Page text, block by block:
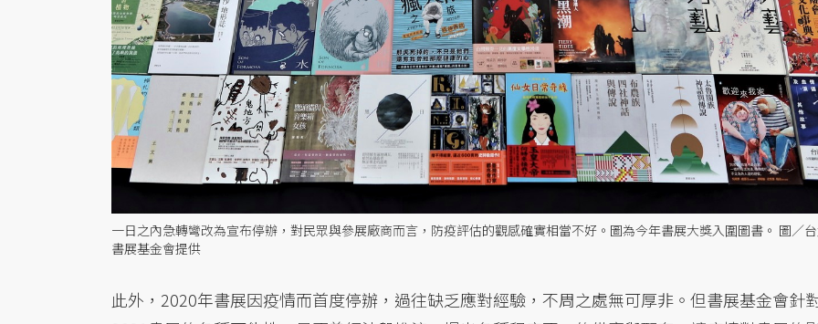
一日之內急轉彎改為宣布停辦，對民眾與參展廠商而言，防疫評估的觀感確實相當不好。圖為今年書展大獎入圍圖書。 圖／
書展基金會提供
此外，2020年書展因疫情而首度停辦，過往缺乏應對經驗，不周之處無可厚非。但書展基金會針